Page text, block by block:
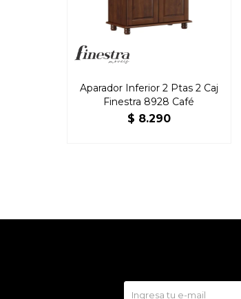
Aparador Inferior 2 Ptas 2 Caj
Finestra 8928 Café
$ 8.290